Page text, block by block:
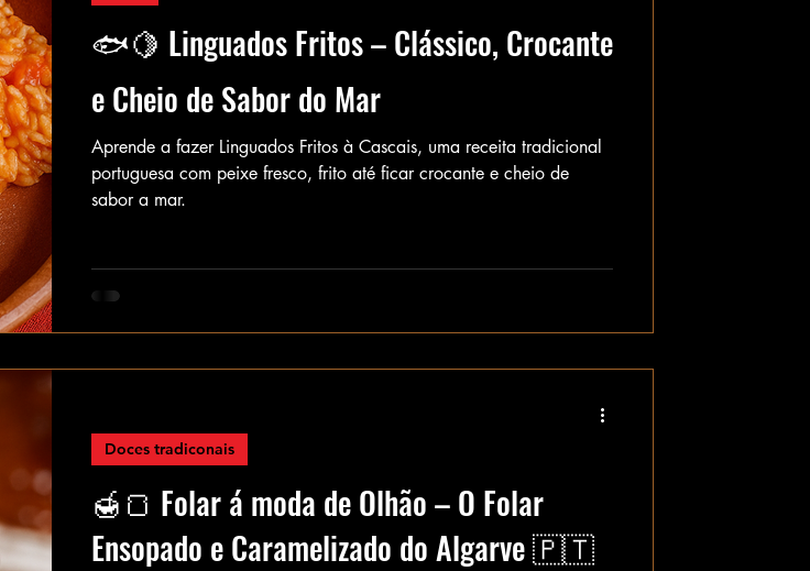
🐟🍋 Linguados Fritos – Clássico, Crocante
e Cheio de Sabor do Mar
Aprende a fazer Linguados Fritos à Cascais, uma receita tradicional
portuguesa com peixe fresco, frito até ficar crocante e cheio de
sabor a mar.
🍯🍞 Folar á moda de Olhão – O Folar
Ensopado e Caramelizado do Algarve 🇵🇹
Doces tradiconais